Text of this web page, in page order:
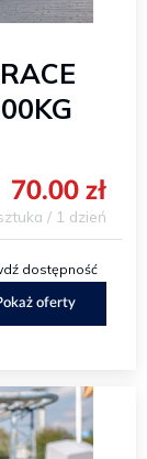
70.00 zł
/ 1 dzień
dostępność
oferty